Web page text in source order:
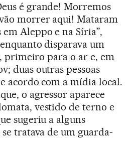
é grande! Morremos
morrer aqui! Mataram
em Aleppo e na Síria”,
disparava um
para o ar e, em
duas outras pessoas
acordo com a mídia local.
o agressor aparece
vestido de terno e
sugeriu a alguns
tratava de um guarda-